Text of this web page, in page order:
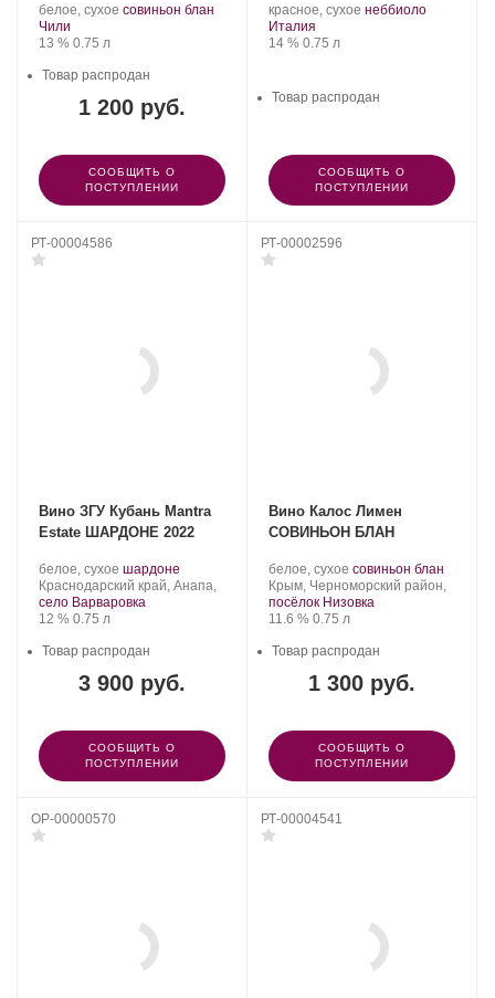
белое, сухое .совиньон блан
Регион:
Чили
Крепость
13 %. Объем
0.75 л
1 200 руб.
Товар распродан
СООБЩИТЬ О
ПОСТУПЛЕНИИ
красное, сухое .неббиоло.
Регион:
Италия
Крепость
14 %. Объем
0.75 л
Товар распродан
СООБЩИТЬ О
ПОСТУПЛЕНИИ
РТ-00004586
Вино ЗГУ Кубань Mantra
Estate ШАРДОНЕ 2022
Производитель:
Mantra
Estate.
белое, сухое .
Сорт
винограда:
шардоне
Регион:
Краснодарский край, Анапа,
село Варваровка
Крепость
12 %. Объем
0.75 л
3 900 руб.
Товар распродан
СООБЩИТЬ О
ПОСТУПЛЕНИИ
РТ-00002596
Вино Калос Лимен
СОВИНЬОН БЛАН
Производитель:
Kalos
Limen.
белое, сухое .
Сорт
винограда:
совиньон блан
Регион:
Крым, Черноморский район,
посёлок Низовка
Крепость
11.6 %. Объем
0.75 л
1 300 руб.
Товар распродан
СООБЩИТЬ О
ПОСТУПЛЕНИИ
OP-00000570 РТ-00004541